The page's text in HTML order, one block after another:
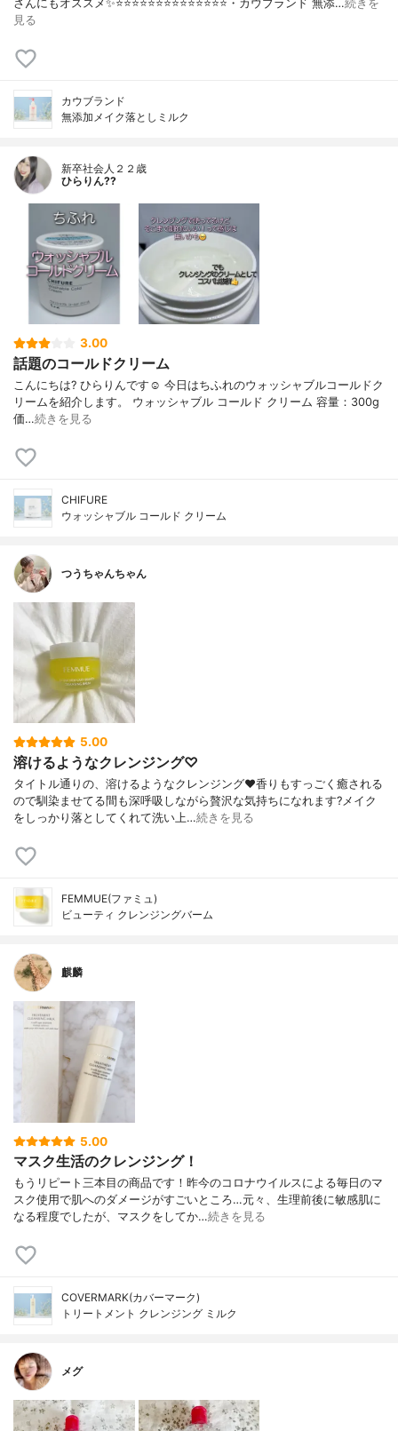
さんにもオススメ✨⭐️⭐️⭐️⭐️⭐️⭐️⭐️⭐️⭐️⭐️⭐️⭐️⭐️⭐️・カウブランド 無添…続きを
見る
カウブランド
無添加メイク落としミルク
新卒社会人２２歳
ひらりん??
3.00
話題のコールドクリーム
こんにちは? ひらりんです☺️ 今日はちふれのウォッシャブルコールドク
リームを紹介します。 ウォッシャブル コールド クリーム 容量：300g
価…続きを見る
CHIFURE
ウォッシャブル コールド クリーム
つうちゃんちゃん
5.00
溶けるようなクレンジング♡
タイトル通りの、溶けるようなクレンジング❤️香りもすっごく癒される
ので馴染ませてる間も深呼吸しながら贅沢な気持ちになれます?メイク
をしっかり落としてくれて洗い上…続きを見る
FEMMUE(ファミュ)
ビューティ クレンジングバーム
麒麟
5.00
マスク生活のクレンジング！
もうリピート三本目の商品です！昨今のコロナウイルスによる毎日のマ
スク使用で肌へのダメージがすごいところ…元々、生理前後に敏感肌に
なる程度でしたが、マスクをしてか…続きを見る
COVERMARK(カバーマーク)
トリートメント クレンジング ミルク
メグ